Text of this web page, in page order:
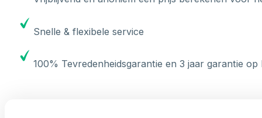
Snelle & flexibele service
100% Tevredenheidsgarantie en 3 jaar garantie